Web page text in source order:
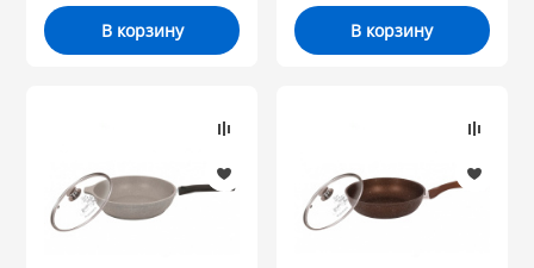
В корзину В корзину